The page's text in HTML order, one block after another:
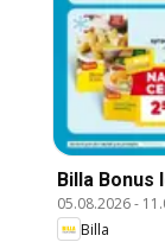
Billa Bonus
05.08.2026-
Billa